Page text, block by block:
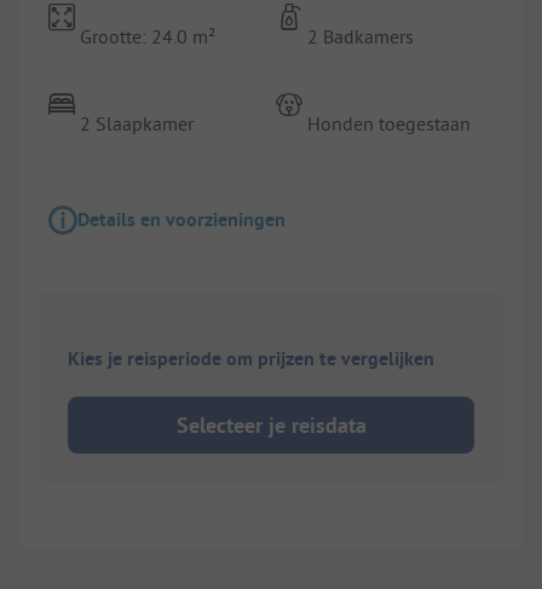
Grootte: 24.0 m²
2 Slaapkamer
2 Badkamers
Honden toegestaan
Details en voorzieningen
Kies je reisperiode om prijzen te vergelijken
Selecteer je reisdata